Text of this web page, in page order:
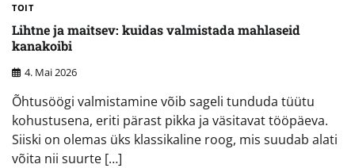
TOIT
Lihtne ja maitsev: kuidas valmistada mahlaseid
kanakoibi
4. Mai 2026
Õhtusöögi valmistamine võib sageli tunduda tüütu
kohustusena, eriti pärast pikka ja väsitavat tööpäeva.
Siiski on olemas üks klassikaline roog, mis suudab alati
võita nii suurte […]